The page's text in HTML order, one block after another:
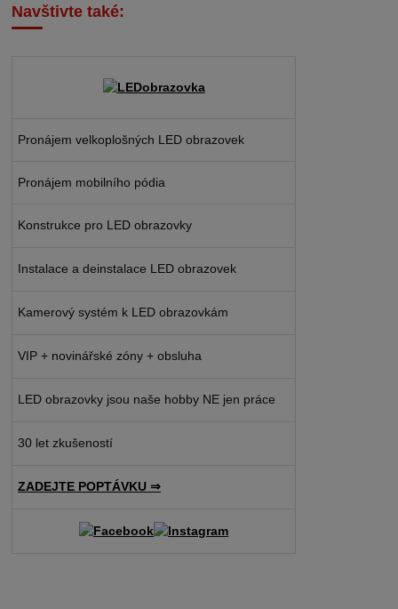
Navštivte také:
Pronájem velkoplošných LED obrazovek
Pronájem mobilního pódia
Konstrukce pro LED obrazovky
Instalace a deinstalace LED obrazovek
Kamerový systém k LED obrazovkám
VIP + novinářské zóny + obsluha
LED obrazovky jsou naše hobby NE jen práce
30 let zkušeností
ZADEJTE POPTÁVKU ⇒